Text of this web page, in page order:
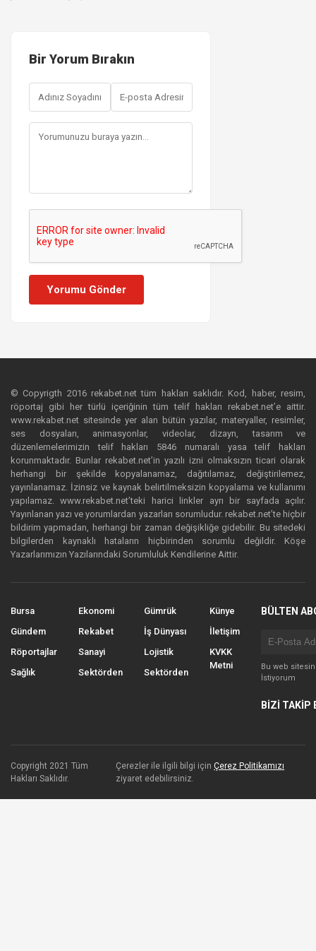
Bir Yorum Bırakın
Yorumu Gönder
© Copyrigth 2016 rekabet.net tüm hakları saklıdır. Kod, haber, resim,
röportaj gibi her türlü içeriğinin tüm telif hakları rekabet.net’e aittir.
www.rekabet.net sitesinde yer alan bütün yazılar, materyaller, resimler,
ses dosyaları, animasyonlar, videolar, dizayn, tasarım ve
düzenlemelerimizin telif hakları 5846 numaralı yasa telif hakları
korunmaktadır. Bunlar rekabet.net’in yazılı izni olmaksızın ticari olarak
herhangi bir şekilde kopyalanamaz, dağıtılamaz, değiştirilemez,
yayınlanamaz. İzinsiz ve kaynak belirtilmeksizin kopyalama ve kullanımı
yapılamaz. www.rekabet.net’teki harici linkler ayrı bir sayfada açılır.
Yayınlanan yazı ve yorumlardan yazarları sorumludur. rekabet.net’te hiçbir
bildirim yapmadan, herhangi bir zaman değişikliğe gidebilir. Bu sitedeki
bilgilerden kaynaklı hataların hiçbirinden sorumlu değildir. Köşe
Yazarlarımızın Yazılarındaki Sorumluluk Kendilerine Aittir.
Bursa
Gündem
Röportajlar
Sağlık
Ekonomi
Rekabet
Sanayi
Sektörden
Gümrük
İş Dünyası
Lojistik
Sektörden
Künye
İletişim
KVKK
Metni
BÜLTEN
Bu web
İstiyorum
BİZİ TAKİP
Copyright 2021 Tüm
Hakları Saklıdır.
Çerezler ile ilgili bilgi içinÇerez Politikamızı
ziyaret edebilirsiniz.